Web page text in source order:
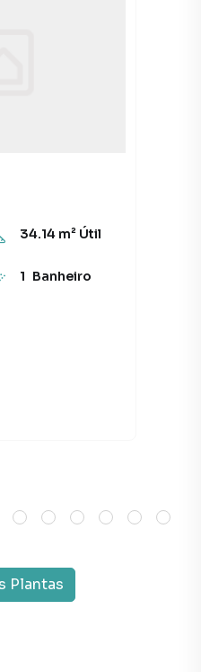
34.14m² Útil
1 Banheiro
Plantas